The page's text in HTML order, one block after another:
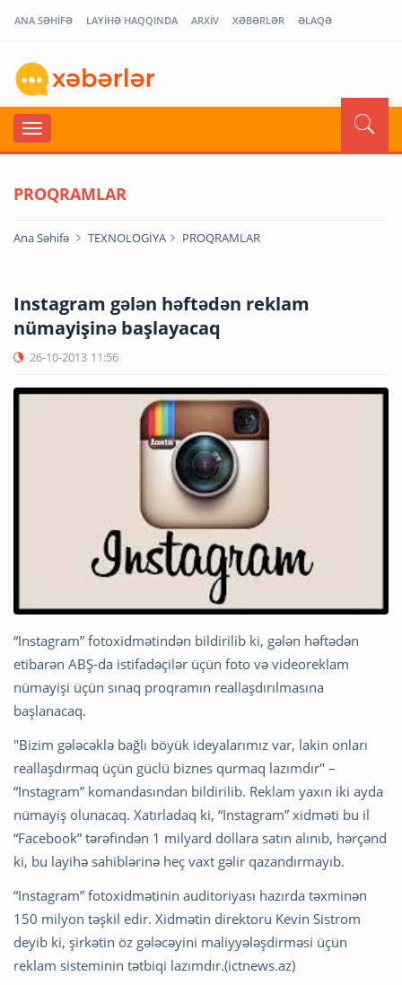
ANA SƏHİFƏ LAYİHƏ HAQQINDA ARXİV XƏBƏRLƏR ƏLAQƏ
PROQRAMLAR
Ana Səhifə TEXNOLOGİYA PROQRAMLAR
Instagram gələn həftədən reklam
nümayişinə başlayacaq
26-10-2013 11:56
“Instagram” fotoxidmətindən bildirilib ki, gələn həftədən
etibarən ABŞ-da istifadəçilər üçün foto və videoreklam
nümayişi üçün sınaq proqramın reallaşdırılmasına
başlanacaq.
"Bizim gələcəklə bağlı böyük ideyalarımız var, lakin onları
reallaşdırmaq üçün güclü biznes qurmaq lazımdır" –
“Instagram” komandasından bildirilib. Reklam yaxın iki ayda
nümayiş olunacaq. Xatırladaq ki, “Instagram” xidməti bu il
“Facebook” tərəfindən 1 milyard dollara satın alınıb, hərçənd
ki, bu layihə sahiblərinə heç vaxt gəlir qazandırmayıb.
“Instagram” fotoxidmətinin auditoriyası hazırda təxminən
150 milyon təşkil edir. Xidmətin direktoru Kevin Sistrom
deyib ki, şirkətin öz gələcəyini maliyyələşdirməsi üçün
reklam sisteminin tətbiqi lazımdır.(ictnews.az)